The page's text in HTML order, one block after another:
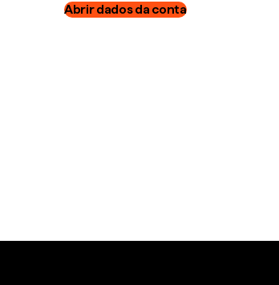
Abrir dados da conta